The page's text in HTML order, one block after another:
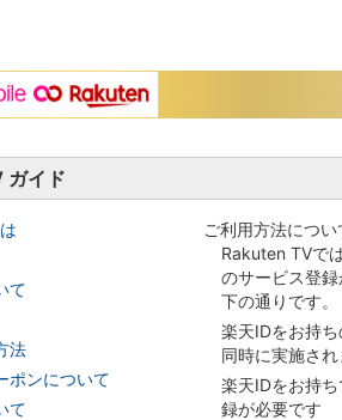
イド
て
法
ポンについて
て
ご利用方法につい
Rakuten TVで
のサービス登
下の通りです。
楽天IDをお持
同時に実施され
楽天IDをお持
録が必要です